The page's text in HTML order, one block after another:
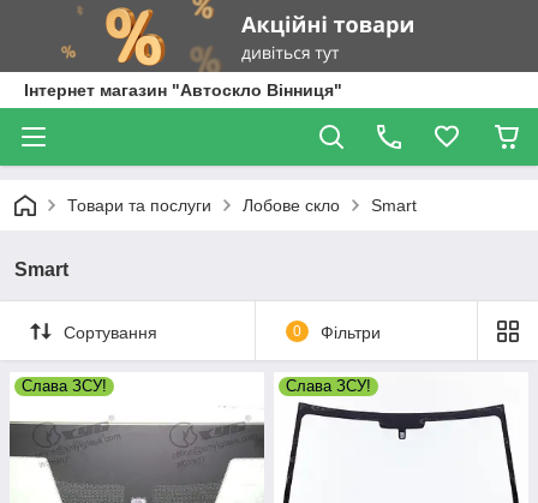
Інтернет магазин "Автоскло Вінниця"
Товари та послуги Лобове скло Smart
Smart
Сортування 0 Фільтри
Слава ЗСУ! Слава ЗСУ!